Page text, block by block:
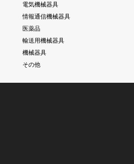
電気機械器具
情報通信機械器具
医薬品
輸送用機械器具
機械器具
その他